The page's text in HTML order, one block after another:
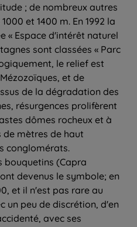
; de nombreux autres
et 1400 m. En 1992 la
« Espace d'intérêt naturel
sont classées « Parc
le relief est
et de
de la dégradation des
résurgences prolifèrent
dômes rocheux et à
de mètres de haut
conglomérats.
bouquetins (Capra
devenus le symbole; en
et il n'est pas rare au
un peu de discrétion, d'en
avec ses